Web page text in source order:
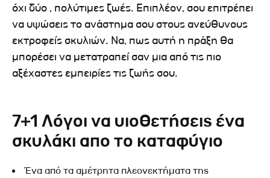
όχι δύο , πολύτιμες ζωές. Επιπλέον, σου επιτρέπει
να υψώσεις το ανάστημα σου στους ανεύθυνους
εκτροφείς σκυλιών. Να, πως αυτή η πράξη θα
μπορέσει να μετατραπεί σαν μια από τις πιο
αξέχαστες εμπειρίες τις ζωής σου.
7+1 Λόγοι να υιοθετήσεις ένα
σκυλάκι απο το καταφύγιο
Ένα από τα αμέτρητα πλεονεκτήματα της